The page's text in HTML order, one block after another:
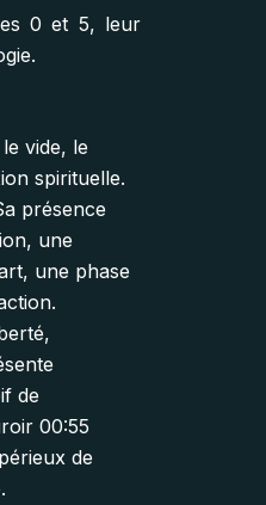
0 et 5, leur
vide, le
spirituelle.
présence
une
une phase
de
00:55
de